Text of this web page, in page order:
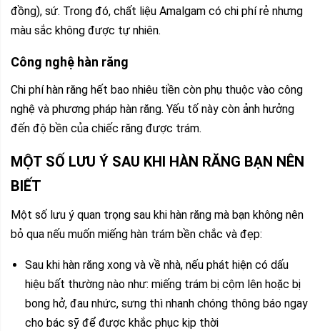
đồng), sứ. Trong đó, chất liệu Amalgam có chi phí rẻ nhưng
màu sắc không được tự nhiên.
Công nghệ hàn răng
Chi phí hàn răng hết bao nhiêu tiền còn phụ thuộc vào công
nghệ và phương pháp hàn răng. Yếu tố này còn ảnh hưởng
đến độ bền của chiếc răng được trám.
MỘT SỐ LƯU Ý SAU KHI HÀN RĂNG BẠN NÊN
BIẾT
Một số lưu ý quan trọng sau khi hàn răng mà bạn không nên
bỏ qua nếu muốn miếng hàn trám bền chắc và đẹp:
Sau khi hàn răng xong và về nhà, nếu phát hiện có dấu
hiệu bất thường nào như: miếng trám bị cộm lên hoặc bị
bong hở, đau nhức, sưng thì nhanh chóng thông báo ngay
cho bác sỹ để được khắc phục kịp thời